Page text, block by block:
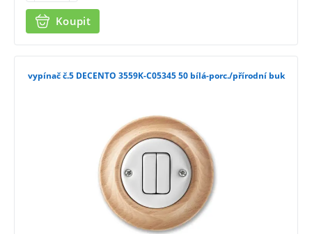
Koupit
vypínač č.5 DECENTO 3559K-C05345 50 bílá-porc./přírodní buk